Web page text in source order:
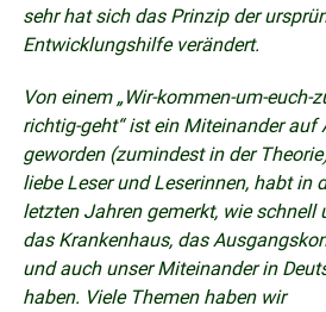
sehr hat sich das Prinzip der
Entwicklungshilfe verändert.
Von einem „Wir-kommen-um-euch-
richtig-geht“ ist ein Miteinander auf
geworden (zumindest in der
liebe Leser und Leserinnen, habt in
letzten Jahren gemerkt, wie schnell
das Krankenhaus, das
und auch unser Miteinander in
haben. Viele Themen haben wir